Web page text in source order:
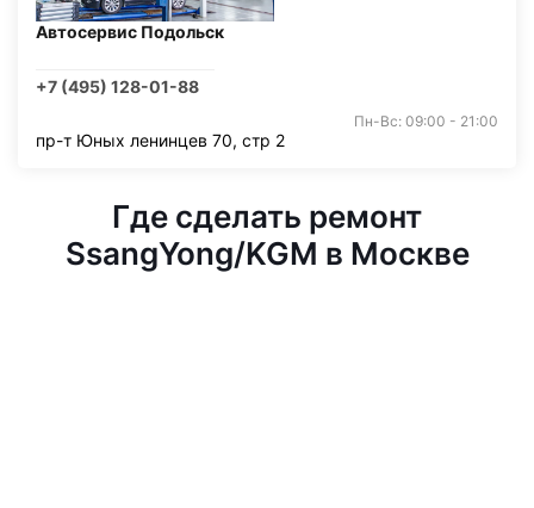
Автосервис Подольск
+7 (495) 128-01-88
Пн-Вс: 09:00 - 21:00
пр-т Юных ленинцев 70, стр 2
Где сделать ремонт
SsangYong/KGM в Москве